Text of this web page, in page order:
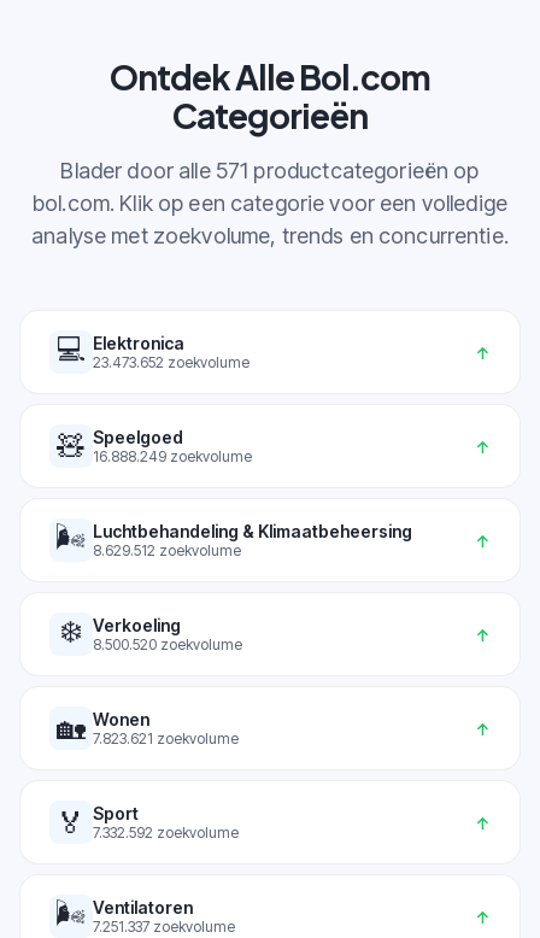
Ontdek Alle Bol.com
Categorieën
Blader door alle 571 productcategorieën op
bol.com. Klik op een categorie voor een volledige
analyse met zoekvolume, trends en concurrentie.
💻 Elektronica
23.473.652 zoekvolume ↑
🧸 Speelgoed
16.888.249 zoekvolume ↑
🌬️ Luchtbehandeling & Klimaatbeheersing
8.629.512 zoekvolume ↑
❄️ Verkoeling
8.500.520 zoekvolume ↑
🏡 Wonen
7.823.621 zoekvolume ↑
🏅 Sport
7.332.592 zoekvolume ↑
🌬️ Ventilatoren
7.251.337 zoekvolume ↑